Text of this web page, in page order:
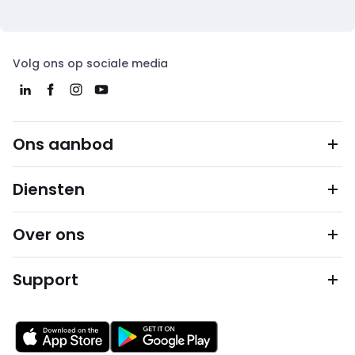
Volg ons op sociale media
Ons aanbod
Diensten
Over ons
Support